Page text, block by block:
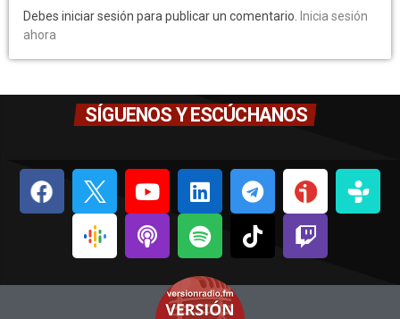
Debes iniciar sesión para publicar un comentario.
Inicia sesión
ahora
SÍGUENOS Y ESCÚCHANOS